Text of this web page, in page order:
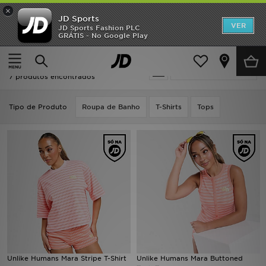
×
JD Sports
JD Sports Fashion PLC
GRÁTIS - No Google Play
VER
Página principal
Cor-de-rosa Unlike Humans
Actualizar a pesquisa
Cor-de-rosa Unlike Humans
7 produtos encontrados
Tipo de Produto Roupa de Banho T-Shirts Tops
Unlike Humans Mara Stripe T-Shirt
Unlike Humans Mara Buttoned
INÍCIO
Promoções
NOVIDADES
CRIANÇA
ESTILO
DESPORTO
FUTEBOL JD